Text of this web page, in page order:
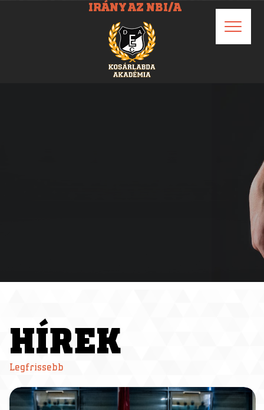
IRÁNY AZ NBI/A
HÍREK
Legfrissebb